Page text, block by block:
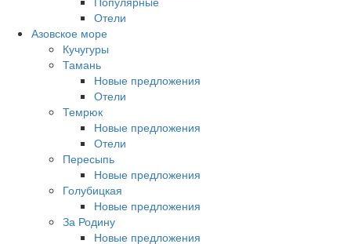
Отели
Азовское море
Кучугуры
Тамань
Новые предложения
Отели
Темрюк
Новые предложения
Отели
Пересыпь
Новые предложения
Голубицкая
Новые предложения
За Родину
Новые предложения